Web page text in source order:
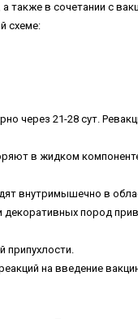
также в сочетании с
схеме:
через 21-28 сут.
в жидком
внутримышечно в
пород
припухлости.
на введение